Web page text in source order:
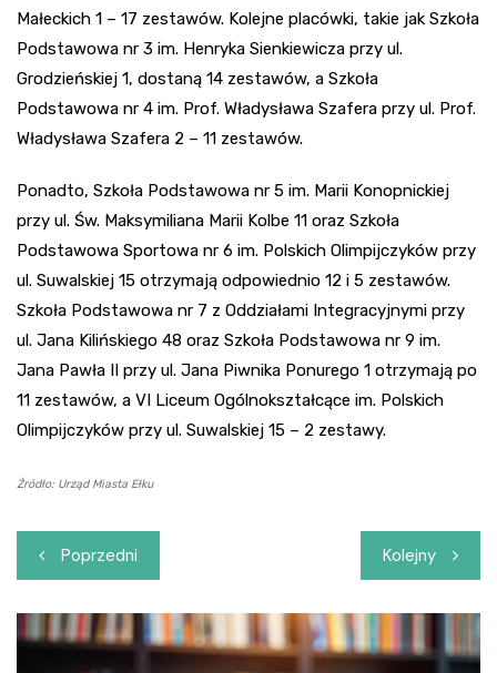
Małeckich 1 – 17 zestawów. Kolejne placówki, takie jak Szkoła
Podstawowa nr 3 im. Henryka Sienkiewicza przy ul.
Grodzieńskiej 1, dostaną 14 zestawów, a Szkoła
Podstawowa nr 4 im. Prof. Władysława Szafera przy ul. Prof.
Władysława Szafera 2 – 11 zestawów.
Ponadto, Szkoła Podstawowa nr 5 im. Marii Konopnickiej
przy ul. Św. Maksymiliana Marii Kolbe 11 oraz Szkoła
Podstawowa Sportowa nr 6 im. Polskich Olimpijczyków przy
ul. Suwalskiej 15 otrzymają odpowiednio 12 i 5 zestawów.
Szkoła Podstawowa nr 7 z Oddziałami Integracyjnymi przy
ul. Jana Kilińskiego 48 oraz Szkoła Podstawowa nr 9 im.
Jana Pawła II przy ul. Jana Piwnika Ponurego 1 otrzymają po
11 zestawów, a VI Liceum Ogólnokształcące im. Polskich
Olimpijczyków przy ul. Suwalskiej 15 – 2 zestawy.
Źródło: Urząd Miasta Ełku
Nawigacja
wpisu
Poprzedni Kolejny